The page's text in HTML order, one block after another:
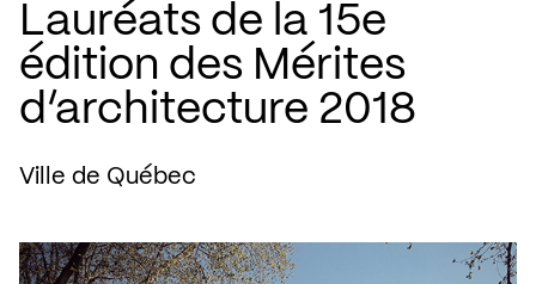
Lauréats de la 15e
édition des Mérites
d’architecture 2018
Ville de Québec